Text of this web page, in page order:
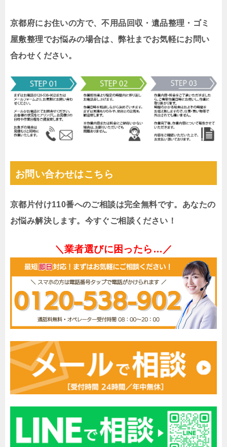
京都府にお住いの方で、不用品回収・遺品整理・ゴミ
屋敷整理でお悩みの場合は、弊社までお気軽にお問い
合わせください。
お問い合わせはこちら
京都片付け110番へのご相談は完全無料です。あなたの
お悩み解決します。今すぐご相談ください！
＼業者選びに困ったら…／